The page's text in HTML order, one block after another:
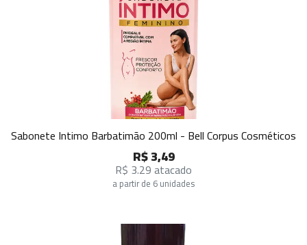
Sabonete Intimo Barbatimão 200ml - Bell Corpus Cosméticos
R$ 3,49
R$ 3.29 atacado
a partir de 6 unidades